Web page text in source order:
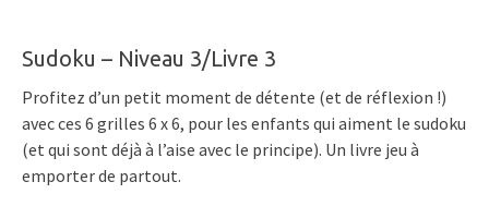
Sudoku – Niveau 3/Livre 3
Profitez d’un petit moment de détente (et de réflexion !)
avec ces 6 grilles 6 x 6, pour les enfants qui aiment le sudoku
(et qui sont déjà à l’aise avec le principe). Un livre jeu à
emporter de partout.